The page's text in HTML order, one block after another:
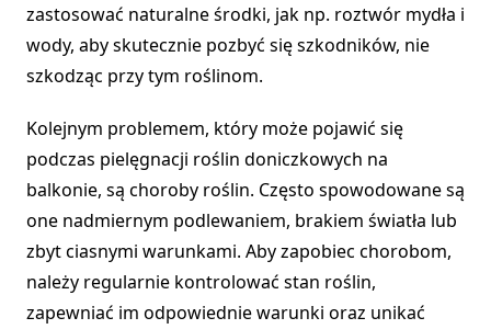
zastosować naturalne środki, jak np. roztwór mydła i
wody, aby skutecznie pozbyć się szkodników, nie
szkodząc przy tym roślinom.
Kolejnym problemem, który może pojawić się
podczas pielęgnacji roślin doniczkowych na
balkonie, są choroby roślin. Często spowodowane są
one nadmiernym podlewaniem, brakiem światła lub
zbyt ciasnymi warunkami. Aby zapobiec chorobom,
należy regularnie kontrolować stan roślin,
zapewniać im odpowiednie warunki oraz unikać